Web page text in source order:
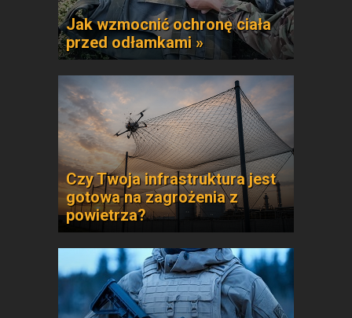
Jak wzmocnić ochronę ciała
przed odłamkami »
Czy Twoja infrastruktura jest
gotowa na zagrożenia z
powietrza?